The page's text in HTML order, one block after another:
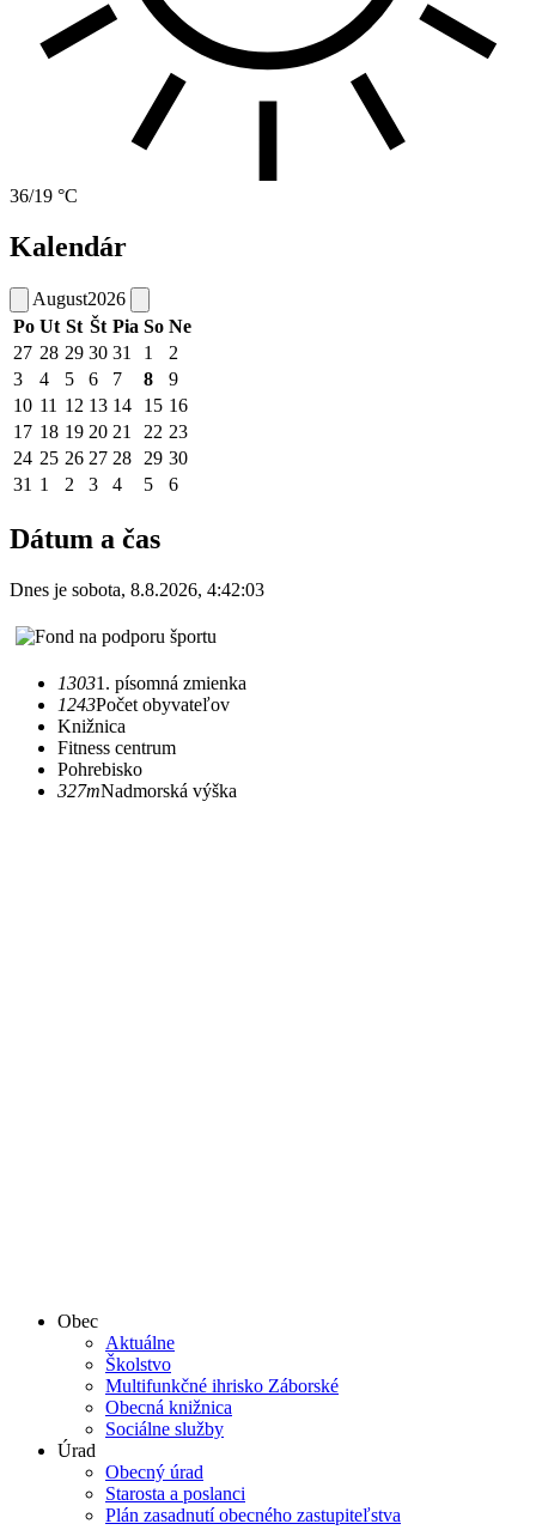
36/19 °C
Kalendár
August2026
Po Ut St Št Pia So Ne
27 28 29 30 31 1
2
3
4 5 6 7 8
9
10 11 12 13 14 15 16
17 18 19 20 21 22 23
24 25 26 27 28 29 30
31 1 2 3 4 5 6
Dátum a čas
Dnes je sobota, 8.8.2026, 4:42:03
13031. písomná zmienka
1243Počet obyvateľov
Knižnica
Fitness centrum
Pohrebisko
327mNadmorská výška
Obec
Aktuálne
Školstvo
Multifunkčné ihrisko Záborské
Obecná knižnica
Sociálne služby
Úrad
Obecný úrad
Starosta a poslanci
Plán zasadnutí obecného zastupiteľstva